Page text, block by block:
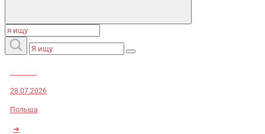
28.07.2026
Польша
➜